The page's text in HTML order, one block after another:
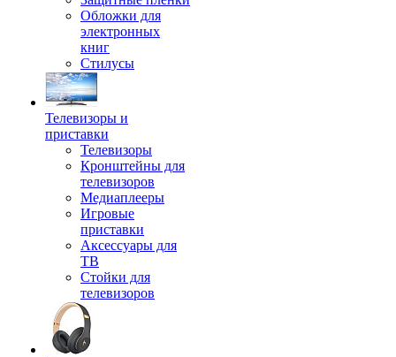
Обложки для
электронных
книг
Стилусы
Телевизоры и
приставки
Телевизоры
Кронштейны для
телевизоров
Медиаплееры
Игровые
приставки
Аксессуары для
ТВ
Стойки для
телевизоров